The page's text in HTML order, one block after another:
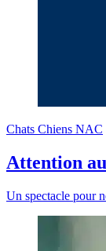
Chats Chiens NAC
Attention
Un spectacle pour